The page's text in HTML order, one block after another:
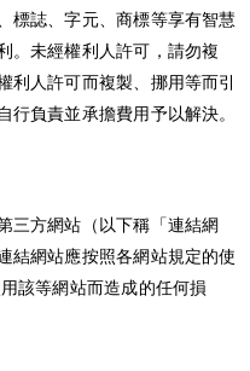
標誌、字元、商標等享有智慧
。未經權利人許可，請勿複
利人許可而複製、挪用等而引
負責並承擔費用予以解決。
三方網站（以下稱「連結網
結網站應按照各網站規定的使
該等網站而造成的任何損